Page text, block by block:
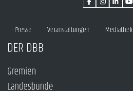
Presse Veranstaltungen Mediathek
DER DBB
Gremien
Landesbünde